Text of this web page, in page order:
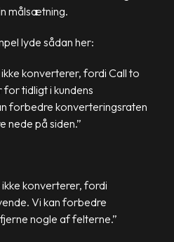
målsætning.
lyde sådan her:
konverterer, fordi Call to
tidligt i kundens
forbedre konverteringsraten
nede på siden.”
konverterer, fordi
Vi kan forbedre
nogle af felterne.”